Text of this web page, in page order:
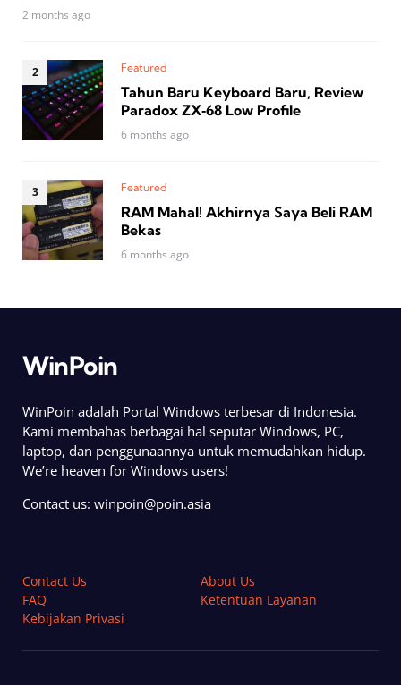
2 months ago
Featured
Tahun Baru Keyboard Baru, Review
Paradox ZX‑68 Low Profile
6 months ago
Featured
RAM Mahal! Akhirnya Saya Beli RAM
Bekas
6 months ago
WinPoin
WinPoin adalah Portal Windows terbesar di Indonesia.
Kami membahas berbagai hal seputar Windows, PC,
laptop, dan penggunaannya untuk memudahkan hidup.
We’re heaven for Windows users!
Contact us: winpoin@poin.asia
Contact Us
About Us
FAQ
Ketentuan Layanan
Kebijakan Privasi